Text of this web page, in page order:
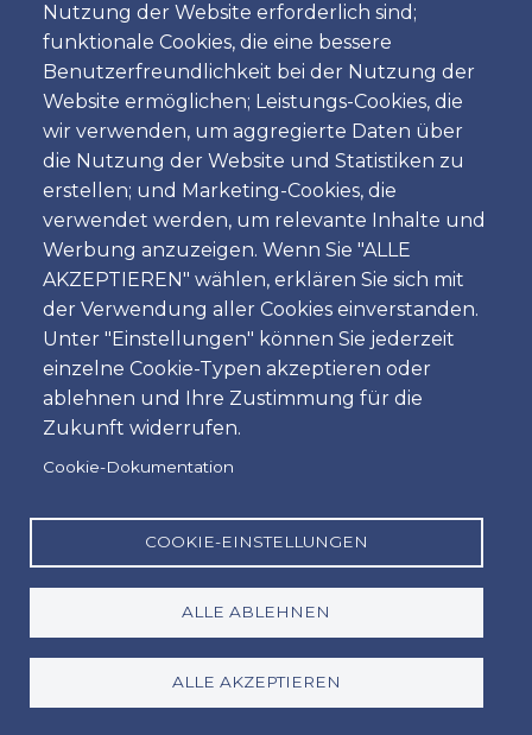
Nutzung der Website erforderlich sind;
funktionale Cookies, die eine bessere
Benutzerfreundlichkeit bei der Nutzung der
Website ermöglichen; Leistungs-Cookies, die
wir verwenden, um aggregierte Daten über
die Nutzung der Website und Statistiken zu
erstellen; und Marketing-Cookies, die
verwendet werden, um relevante Inhalte und
Werbung anzuzeigen. Wenn Sie "ALLE
AKZEPTIEREN" wählen, erklären Sie sich mit
der Verwendung aller Cookies einverstanden.
Unter "Einstellungen" können Sie jederzeit
einzelne Cookie-Typen akzeptieren oder
ablehnen und Ihre Zustimmung für die
Zukunft widerrufen.
Cookie-Dokumentation
COOKIE-EINSTELLUNGEN
ALLE ABLEHNEN
ALLE AKZEPTIEREN
Tag
Datum
Zeit
Zeit
Dropoff
Standort
Tag
Zeit
Zeit